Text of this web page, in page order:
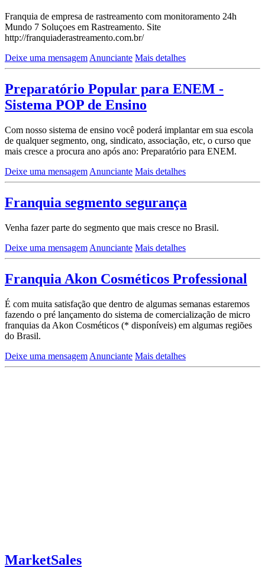
Franquia de empresa de rastreamento com monitoramento 24h
Mundo 7 Soluçoes em Rastreamento. Site
http://franquiaderastreamento.com.br/
Deixe uma mensagem Anunciante Mais detalhes
Preparatório Popular para ENEM -
Sistema POP de Ensino
Com nosso sistema de ensino você poderá implantar em sua escola
de qualquer segmento, ong, sindicato, associação, etc, o curso que
mais cresce a procura ano após ano: Preparatório para ENEM.
Deixe uma mensagem Anunciante Mais detalhes
Franquia segmento segurança
Venha fazer parte do segmento que mais cresce no Brasil.
Deixe uma mensagem Anunciante Mais detalhes
Franquia Akon Cosméticos Professional
É com muita satisfação que dentro de algumas semanas estaremos
fazendo o pré lançamento do sistema de comercialização de micro
franquias da Akon Cosméticos (* disponíveis) em algumas regiões
do Brasil.
Deixe uma mensagem Anunciante Mais detalhes
MarketSales